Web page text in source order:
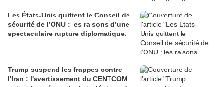
Les États-Unis quittent le Conseil de
sécurité de l’ONU : les raisons d’une
spectaculaire rupture diplomatique.
Trump suspend les frappes contre
l'Iran : l'avertissement du CENTCOM